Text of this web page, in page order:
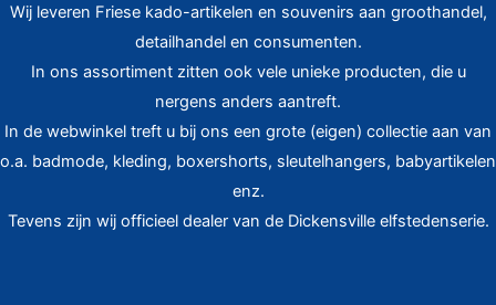
Wij leveren Friese kado-artikelen en souvenirs aan groothandel,
detailhandel en consumenten.
In ons assortiment zitten ook vele unieke producten, die u
nergens anders aantreft.
In de webwinkel treft u bij ons een grote (eigen) collectie aan van
o.a. badmode, kleding, boxershorts, sleutelhangers, babyartikelen
enz.
Tevens zijn wij officieel dealer van de Dickensville elfstedenserie.